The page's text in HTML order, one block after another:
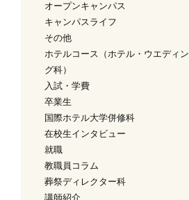
オープンキャンパス
キャンパスライフ
その他
ホテルコース（ホテル・ウエディン
グ科）
入試・学費
卒業生
国際ホテル大学併修科
在校生インタビュー
就職
教職員コラム
葬祭ディレクター科
講師紹介